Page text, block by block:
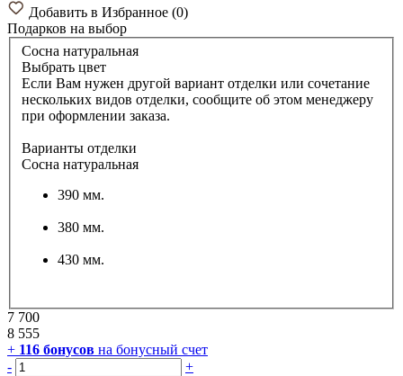
Добавить в Избранное (0)
Подарков на выбор
Сосна натуральная
Выбрать цвет
Если Вам нужен другой вариант отделки или сочетание
нескольких видов отделки, сообщите об этом менеджеру
при оформлении заказа.
Варианты отделки
Сосна натуральная
390 мм.
380 мм.
430 мм.
7 700
8 555
+ 116 бонусов на бонусный счет
-
+